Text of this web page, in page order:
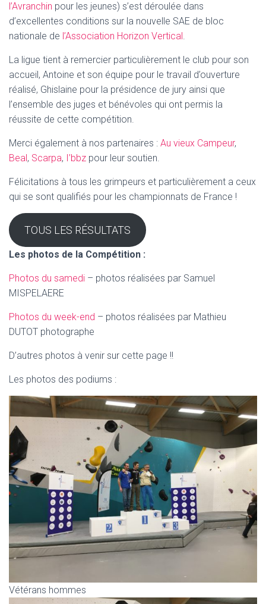
l’Avranchin pour les jeunes) s’est déroulée dans
d’excellentes conditions sur la nouvelle SAE de bloc
nationale de l’Association Horizon Vertical.
La ligue tient à remercier particulièrement le club pour son
accueil, Antoine et son équipe pour le travail d’ouverture
réalisé, Ghislaine pour la présidence de jury ainsi que
l’ensemble des juges et bénévoles qui ont permis la
réussite de cette compétition.
Merci également à nos partenaires : Au vieux Campeur,
Beal, Scarpa, I’bbz pour leur soutien.
Félicitations à tous les grimpeurs et particulièrement a ceux
qui se sont qualifiés pour les championnats de France !
TOUS LES RÉSULTATS
Les photos de la Compétition :
Photos du samedi – photos réalisées par Samuel
MISPELAERE
Photos du week-end – photos réalisées par Mathieu
DUTOT photographe
D’autres photos à venir sur cette page !!
Les photos des podiums :
Vétérans hommes